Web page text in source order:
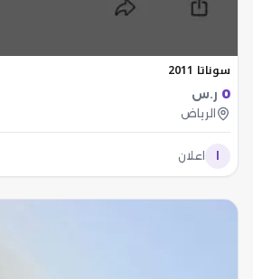
سوناتا 2011
0 ر.س
الرياض
اعلان